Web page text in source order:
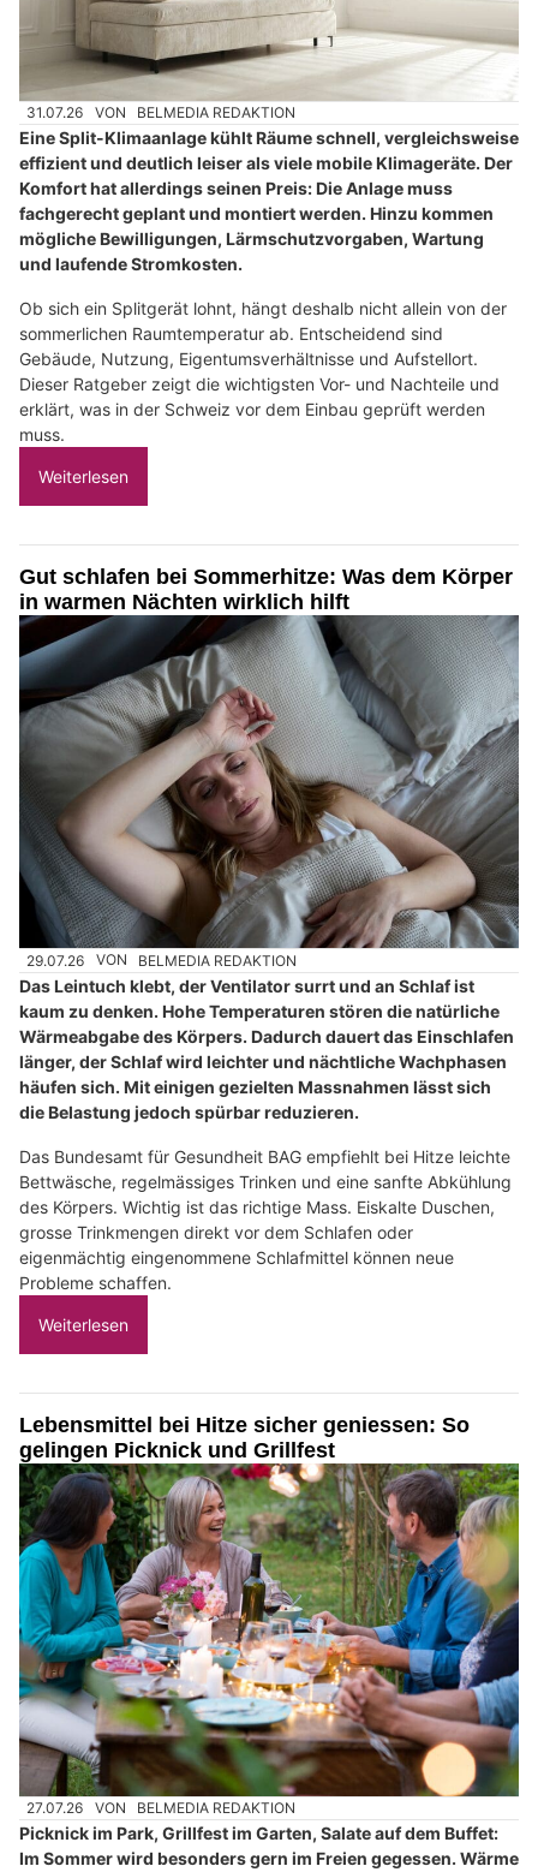
31.07.26 VON BELMEDIA REDAKTION
Eine Split-Klimaanlage kühlt Räume schnell, vergleichsweise
effizient und deutlich leiser als viele mobile Klimageräte. Der
Komfort hat allerdings seinen Preis: Die Anlage muss
fachgerecht geplant und montiert werden. Hinzu kommen
mögliche Bewilligungen, Lärmschutzvorgaben, Wartung
und laufende Stromkosten.
Ob sich ein Splitgerät lohnt, hängt deshalb nicht allein von der
sommerlichen Raumtemperatur ab. Entscheidend sind
Gebäude, Nutzung, Eigentumsverhältnisse und Aufstellort.
Dieser Ratgeber zeigt die wichtigsten Vor- und Nachteile und
erklärt, was in der Schweiz vor dem Einbau geprüft werden
muss.
Weiterlesen
Gut schlafen bei Sommerhitze: Was dem Körper
in warmen Nächten wirklich hilft
29.07.26 VON BELMEDIA REDAKTION
Das Leintuch klebt, der Ventilator surrt und an Schlaf ist
kaum zu denken. Hohe Temperaturen stören die natürliche
Wärmeabgabe des Körpers. Dadurch dauert das Einschlafen
länger, der Schlaf wird leichter und nächtliche Wachphasen
häufen sich. Mit einigen gezielten Massnahmen lässt sich
die Belastung jedoch spürbar reduzieren.
Das Bundesamt für Gesundheit BAG empfiehlt bei Hitze leichte
Bettwäsche, regelmässiges Trinken und eine sanfte Abkühlung
des Körpers. Wichtig ist das richtige Mass. Eiskalte Duschen,
grosse Trinkmengen direkt vor dem Schlafen oder
eigenmächtig eingenommene Schlafmittel können neue
Probleme schaffen.
Weiterlesen
Lebensmittel bei Hitze sicher geniessen: So
gelingen Picknick und Grillfest
27.07.26 VON BELMEDIA REDAKTION
Picknick im Park, Grillfest im Garten, Salate auf dem Buffet:
Im Sommer wird besonders gern im Freien gegessen. Wärme